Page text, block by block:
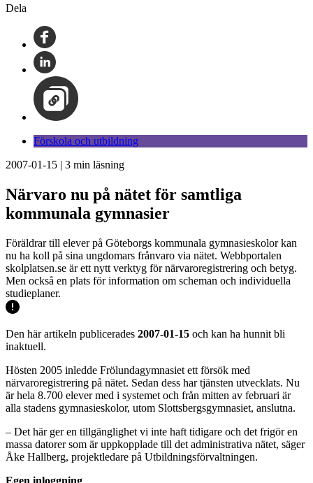
Dela
Förskola och utbildning
2007-01-15 | 3 min läsning
Närvaro nu på nätet för samtliga
kommunala gymnasier
Föräldrar till elever på Göteborgs kommunala gymnasieskolor kan
nu ha koll på sina ungdomars frånvaro via nätet. Webbportalen
skolplatsen.se är ett nytt verktyg för närvaroregistrering och betyg.
Men också en plats för information om scheman och individuella
studieplaner.
Den här artikeln publicerades 2007-01-15 och kan ha hunnit bli
inaktuell.
Hösten 2005 inledde Frölundagymnasiet ett försök med
närvaroregistrering på nätet. Sedan dess har tjänsten utvecklats. Nu
är hela 8.700 elever med i systemet och från mitten av februari är
alla stadens gymnasieskolor, utom Slottsbergsgymnasiet, anslutna.
– Det här ger en tillgänglighet vi inte haft tidigare och det frigör en
massa datorer som är uppkopplade till det administrativa nätet, säger
Åke Hallberg, projektledare på Utbildningsförvaltningen.
Egen inloggning